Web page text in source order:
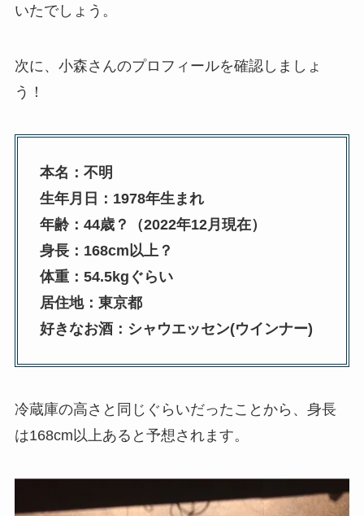
いたでしょう。
次に、小森さんのプロフィールを確認しましょ
う！
本名：不明
生年月日：1978年生まれ
年齢：44歳？（2022年12月現在）
身長：168cm以上？
体重：54.5kgぐらい
居住地：東京都
好きなお酒：シャウエッセン(ウインナー)
冷蔵庫の高さと同じぐらいだったことから、身長
は168cm以上あると予想されます。